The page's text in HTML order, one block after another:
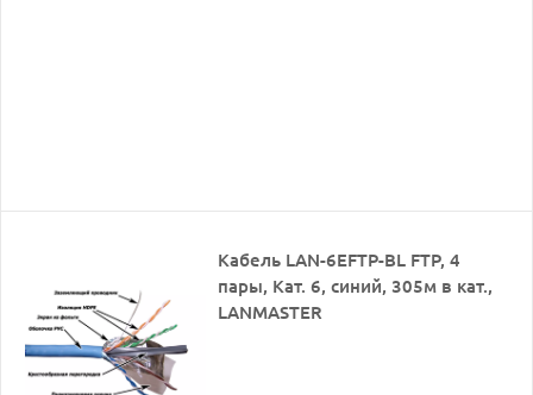
Кабель LAN-6EFTP-BL FTP, 4
пары, Кат. 6, синий, 305м в кат.,
LANMASTER